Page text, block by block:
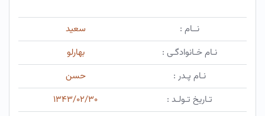
نــام :
سعید
نـام خـانوادگـی :
بهارلو
نـام پـدر :
حسن
تـاریخ تـولـد :
۱۳۴۳/۰۲/۳۰